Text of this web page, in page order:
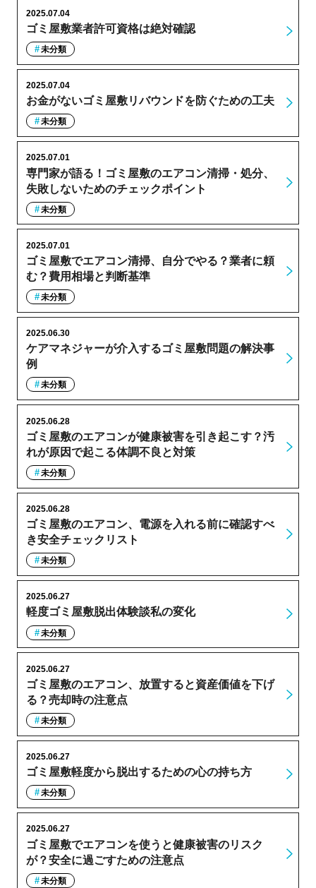
ゴミ屋敷業者許可資格は絶対確認
2025.07.04
未分類
お金がないゴミ屋敷リバウンドを防ぐための工夫
2025.07.04
未分類
専門家が語る！ゴミ屋敷のエアコン清掃・処分、
失敗しないためのチェックポイント
2025.07.01
未分類
ゴミ屋敷でエアコン清掃、自分でやる？業者に頼
む？費用相場と判断基準
2025.07.01
未分類
ケアマネジャーが介入するゴミ屋敷問題の解決事
例
2025.06.30
未分類
ゴミ屋敷のエアコンが健康被害を引き起こす？汚
れが原因で起こる体調不良と対策
2025.06.28
未分類
ゴミ屋敷のエアコン、電源を入れる前に確認すべ
き安全チェックリスト
2025.06.28
未分類
軽度ゴミ屋敷脱出体験談私の変化
2025.06.27
未分類
ゴミ屋敷のエアコン、放置すると資産価値を下げ
る？売却時の注意点
2025.06.27
未分類
ゴミ屋敷軽度から脱出するための心の持ち方
2025.06.27
未分類
ゴミ屋敷でエアコンを使うと健康被害のリスク
が？安全に過ごすための注意点
2025.06.27
未分類